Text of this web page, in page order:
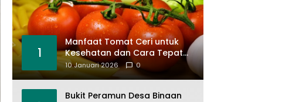
1
Manfaat Tomat Ceri untuk
Kesehatan dan Cara Tepat
Mengonsumsinya
10 Januari 2026 0
Bukit Peramun Desa Binaan